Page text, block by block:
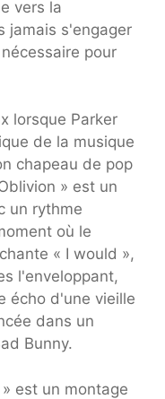
vers la
jamais s'engager
pour
lorsque Parker
de la musique
chapeau de pop
» est un
un rythme
où le
« I would »,
l'enveloppant,
écho d'une vieille
dans un
Bunny.
est un montage